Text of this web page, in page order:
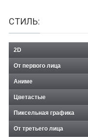
СТИЛЬ:
2D
От первого лица
Аниме
Цветастые
Пиксельная графика
От третьего лица